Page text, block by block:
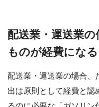
配送業・運送業
ものが経費になる
配送業・運送業の場合、
出は原則として経費と認